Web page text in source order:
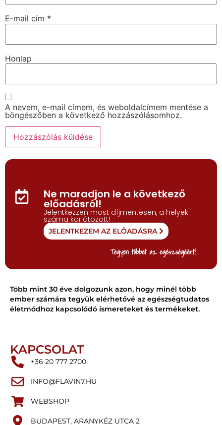
E-mail cím *
Honlap
A nevem, e-mail címem, és weboldalcímem mentése a
böngészőben a következő hozzászólásomhoz.
Tegyen többet az egészségéért!
Ne maradjon le a következő
előadásról!
Jelentkezzen most díjmentesen, a helyek
száma korlátozott!
JELENTKEZEM AZ ELŐADÁSRA
Több mint 30 éve dolgozunk azon, hogy minél több
ember számára tegyük elérhetővé az egészségtudatos
életmódhoz kapcsolódó ismereteket és termékeket.
KAPCSOLAT
+36 20 777 2700
INFO@FLAVIN7.HU
WEBSHOP
BUDAPEST, ARANYKÉZ UTCA 2